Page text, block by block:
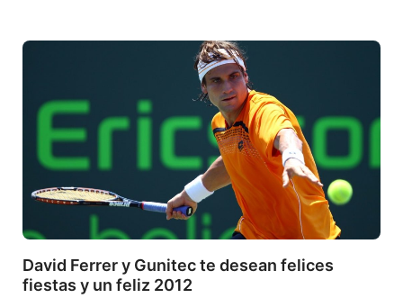
David Ferrer y Gunitec te desean felices
fiestas y un feliz 2012